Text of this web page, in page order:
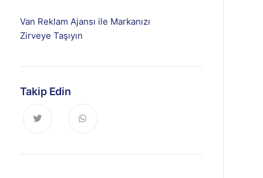
Van Reklam Ajansı ile Markanızı
Zirveye Taşıyın
Takip Edin